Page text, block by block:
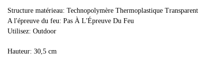
Structure matérieau: Technopolymère Thermoplastique Transparent
A l'épreuve du feu: Pas À L'Épreuve Du Feu
Utilisez: Outdoor
Hauteur: 30,5 cm